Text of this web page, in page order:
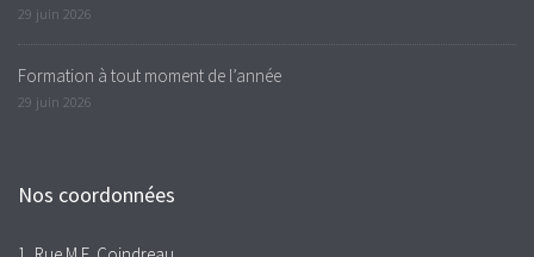
29 juin 2026
Formation à tout moment de l’année
29 juin 2026
Nos coordonnées